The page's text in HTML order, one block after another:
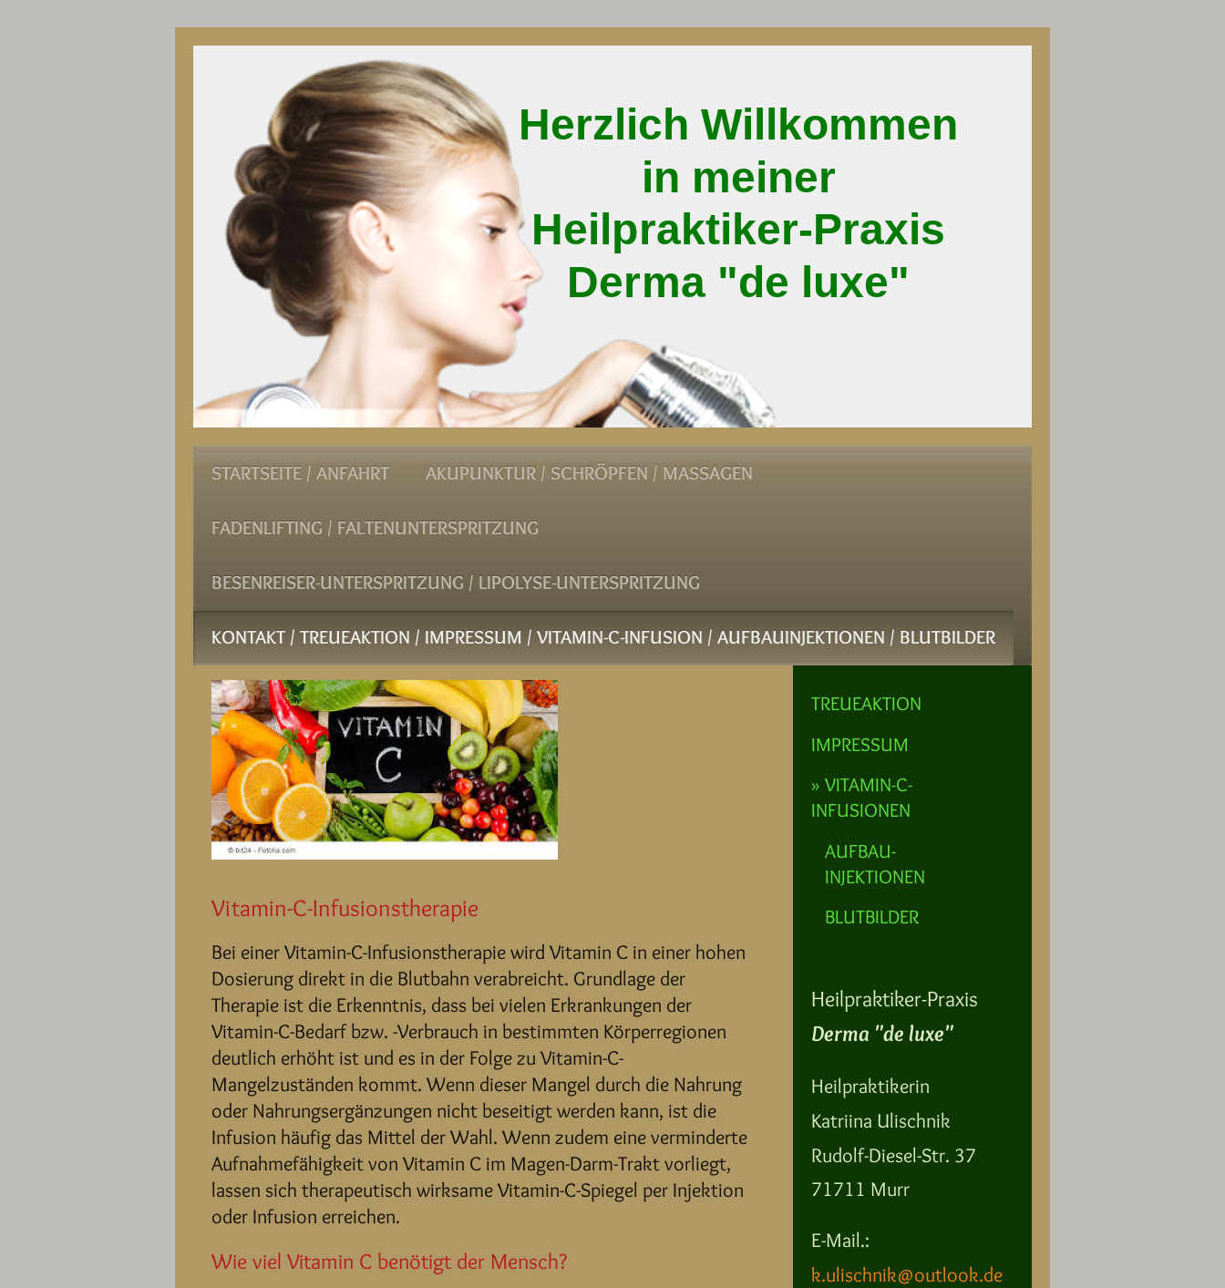
Herzlich Willkommen
in meiner
Heilpraktiker-Praxis
Derma "de luxe"
STARTSEITE / ANFAHRT AKUPUNKTUR / SCHRÖPFEN / MASSAGEN
FADENLIFTING / FALTENUNTERSPRITZUNG
BESENREISER-UNTERSPRITZUNG / LIPOLYSE-UNTERSPRITZUNG
KONTAKT / TREUEAKTION / IMPRESSUM / VITAMIN-C-INFUSION / AUFBAUINJEKTIONEN / BLUTBILDER
Vitamin-C-Infusionstherapie
Bei einer Vitamin-C-Infusionstherapie wird Vitamin C in einer hohen
Dosierung direkt in die Blutbahn verabreicht. Grundlage der
Therapie ist die Erkenntnis, dass bei vielen Erkrankungen der
Vitamin-C-Bedarf bzw. -Verbrauch in bestimmten Körperregionen
deutlich erhöht ist und es in der Folge zu Vitamin-C-
Mangelzuständen kommt. Wenn dieser Mangel durch die Nahrung
oder Nahrungsergänzungen nicht beseitigt werden kann, ist die
Infusion häufig das Mittel der Wahl. Wenn zudem eine verminderte
Aufnahmefähigkeit von Vitamin C im Magen-Darm-Trakt vorliegt,
lassen sich therapeutisch wirksame Vitamin-C-Spiegel per Injektion
oder Infusion erreichen.
Wie viel Vitamin C benötigt der Mensch?
TREUEAKTION
IMPRESSUM
VITAMIN-C-
INFUSIONEN
AUFBAU-
INJEKTIONEN
BLUTBILDER
Heilpraktiker-Praxis
Derma "de luxe"
Heilpraktikerin
Katriina Ulischnik
Rudolf-Diesel-Str. 37
71711 Murr
E-Mail.:
k.ulischnik@outlook.de